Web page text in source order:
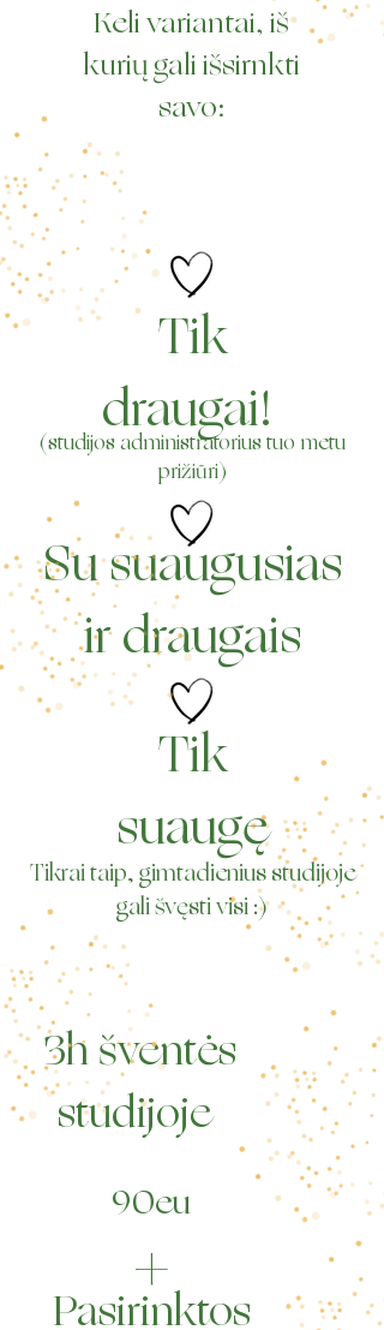
Keli variantai, iš
kurių gali išsirnkti
savo:
Tik
draugai!
(studijos administratorius tuo metu
prižiūri)
Su suaugusias
ir draugais
Tik
suaugę
Tikrai taip, gimtadienius studijoje
gali švęsti visi :)
3h šventės
studijoje
+
90eu
Pasirinktos